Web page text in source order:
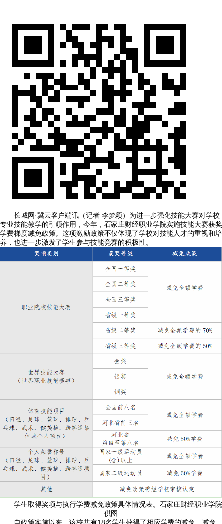
长城网·冀云客户端讯（记者 李梦颖）为进一步强化技能大赛对学校
专业技能教学的引领作用，今年，石家庄财经职业学院实施技能大赛获奖
学费梯度减免政策。这项激励政策不仅体现了学校对技能人才的重视和培
养，也进一步激发了学生参与技能竞赛的积极性。
学生取得奖项与执行学费减免政策具体情况表。石家庄财经职业学院
供图
自政策实施以来，该校共有18名学生获得了相应学费的减免，减免